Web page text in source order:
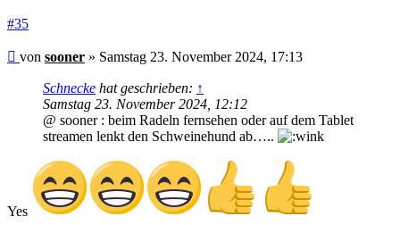
#35
Beitrag
von sooner » Samstag 23. November 2024, 17:13
Schnecke hat geschrieben: ↑
Samstag 23. November 2024, 12:12
@ sooner : beim Radeln fernsehen oder auf dem Tablet
streamen lenkt den Schweinehund ab…..
Yes